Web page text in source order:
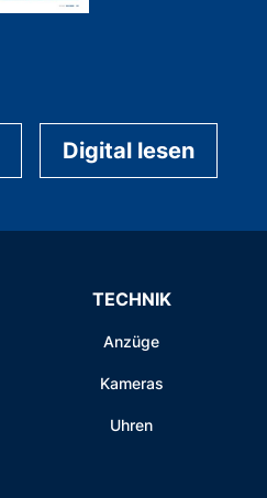
Digital lesen
TECHNIK
Anzüge
Kameras
Uhren